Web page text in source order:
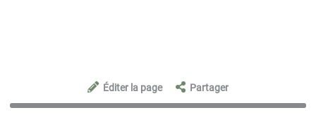
Éditer la page Partager